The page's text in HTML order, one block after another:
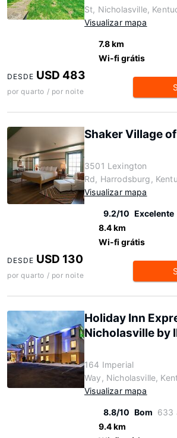
St, Nicholasville,
Visualizar mapa
7.8 km
Wi-fi grátis
DESDE USD 483
por quarto / por noite
Shaker Village
3501 Lexington
Rd, Harrodsburg,
Visualizar mapa
9.2/10 Excelente
8.4 km
Wi-fi grátis
DESDE USD 130
por quarto / por noite
Holiday Inn
Nicholasville by
164 Imperial
Way, Nicholasville,
Visualizar mapa
8.8/10 Bom 633
9.4 km